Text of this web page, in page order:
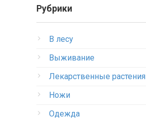
Рубрики
В лесу
Выживание
Лекарственные растения
Ножи
Одежда